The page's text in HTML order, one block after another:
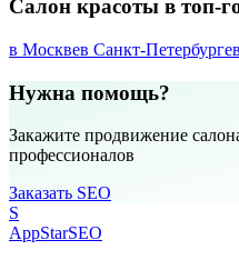
Салон красоты в топ-
в Москвев Санкт-Петербурге
Нужна помощь?
Закажите продвижение
профессионалов
Заказать SEO
S
AppStarSEO